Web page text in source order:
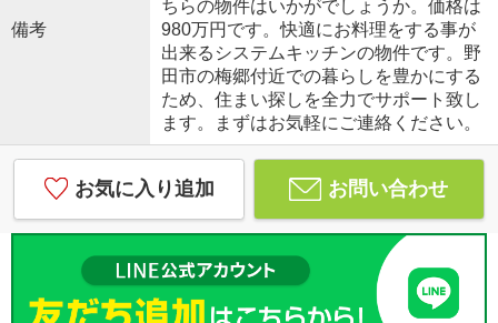
備考
ちらの物件はいかがでしょうか。価格は
980万円です。快適にお料理をする事が
出来るシステムキッチンの物件です。野
田市の梅郷付近での暮らしを豊かにする
ため、住まい探しを全力でサポート致し
ます。まずはお気軽にご連絡ください。
お気に入り追加 お問い合わせ